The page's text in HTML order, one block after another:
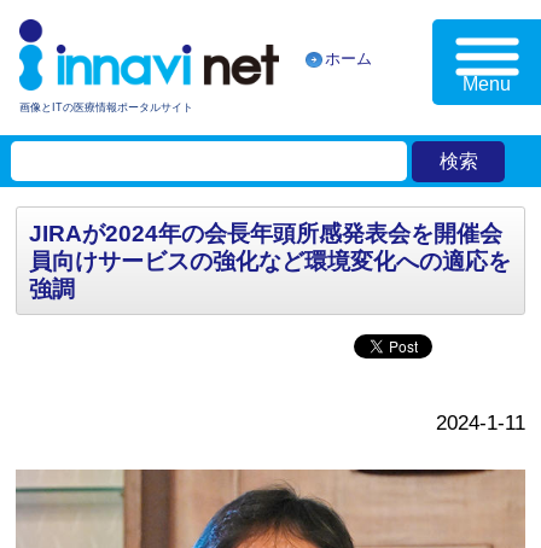
画像とITの医療情報ポータルサイト
ホーム
Menu
JIRAが2024年の会長年頭所感発表会を開催会
員向けサービスの強化など環境変化への適応を
強調
2024-1-11